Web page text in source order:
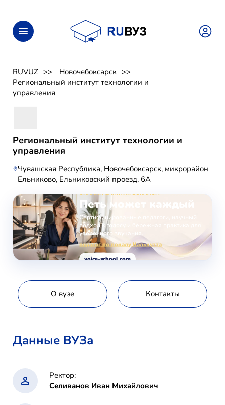
RUVUZ
Новочебоксарск
Региональный институт технологии и
управления
Региональный институт технологии и
управления
Чувашская Республика, Новочебоксарск, микрорайон
Ельниково, Ельниковский проезд, 6А
ОНЛАЙН-ЗАНЯТИЯ ВОКАЛОМ
Петь может каждый
Сертифицированные педагоги, научный
подход к голосу и бережная практика для
уверенного звучания.
педагог по вокалу Калькутта
voice-school.com
О вузе Контакты
Данные ВУЗа
Ректор:
Селиванов Иван Михайлович